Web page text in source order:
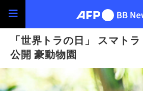
「世界トラの日」 スマト
公開 豪動物園